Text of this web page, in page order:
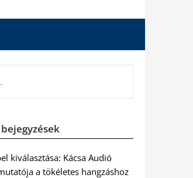
kiválasztása: Kácsa Audió
a tökéletes hangzáshoz